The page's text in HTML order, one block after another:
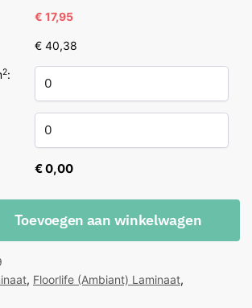
€ 17,95
€ 40,38
2:
€ 0,00
Toevoegen aan winkelwagen
, Floorlife (Ambiant) Laminaat,